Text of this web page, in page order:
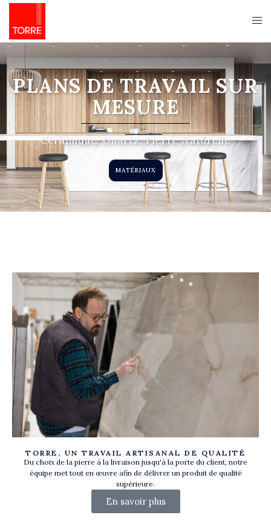
PLANS DE TRAVAIL SUR
MESURE
Céramique, Quartz, Pierre Naturelle
MATÉRIAUX
TORRE, UN TRAVAIL ARTISANAL DE QUALITÉ
Du choix de la pierre à la livraison jusqu'à la porte du client, notre
équipe met tout en œuvre afin de délivrer un produit de qualité
supérieure.
En savoir plus